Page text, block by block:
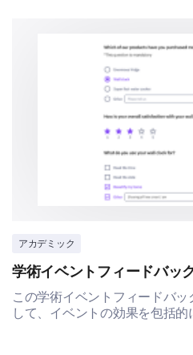
アカデミック
学術イベントフィードバッ
この学術イベントフィードバ
して、イベントの効果を包括的